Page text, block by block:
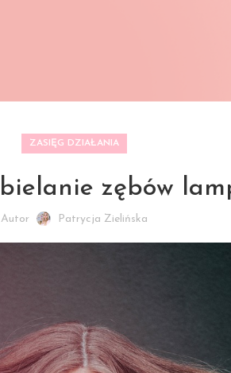
ZASIĘG DZIAŁANIA
zębów
Autor Patrycja Zielińska